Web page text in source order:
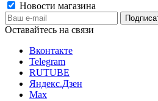
Новости магазина
Оставайтесь на связи
Вконтакте
Telegram
RUTUBE
Яндекс.Дзен
Max